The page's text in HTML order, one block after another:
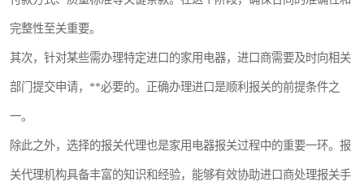
完整性至关重要。
其次，针对某些需办理特定进口的家用电器，进口商需要及时向相关
部门提交申请，**必要的。正确办理进口是顺利报关的前提条件之
一。
除此之外，选择的报关代理也是家用电器报关过程中的重要一环。报
关代理机构具备丰富的知识和经验，能够有效协助进口商处理报关手